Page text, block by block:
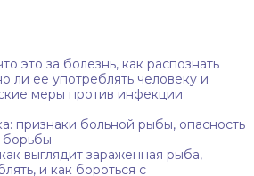
это за болезнь, как распознать
ли ее употреблять человеку и
меры против инфекции
признаки больной рыбы, опасность
борьбы
выглядит зараженная рыба,
и как бороться с